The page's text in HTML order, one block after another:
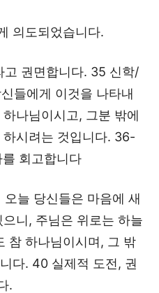
의도되었습니다.
권면합니다. 35 신학/
들에게 이것을 나타내
나님이시고, 그분 밖에
시려는 것입니다. 36-
회고합니다
늘 당신들은 마음에 새
니, 주님은 위로는 하늘
참 하나님이시며, 그 밖
다. 40 실제적 도전, 권
.